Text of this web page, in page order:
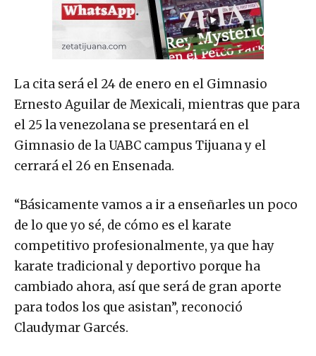
La cita será el 24 de enero en el Gimnasio
Ernesto Aguilar de Mexicali, mientras que para
el 25 la venezolana se presentará en el
Gimnasio de la UABC campus Tijuana y el
cerrará el 26 en Ensenada.
“Básicamente vamos a ir a enseñarles un poco
de lo que yo sé, de cómo es el karate
competitivo profesionalmente, ya que hay
karate tradicional y deportivo porque ha
cambiado ahora, así que será de gran aporte
para todos los que asistan”, reconoció
Claudymar Garcés.